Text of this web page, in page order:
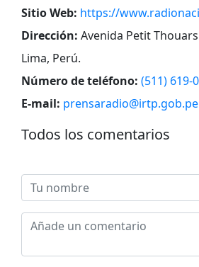
Sitio Web: https://
Dirección: Avenida Petit
Lima, Perú.
Número de teléfono: (511) 619-
E-mail: prensaradio@irtp.gob.pe
Todos los comentarios